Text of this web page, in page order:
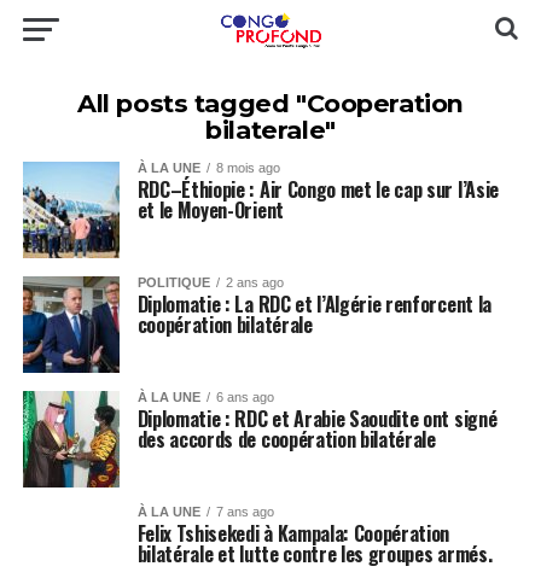
All posts tagged "Cooperation
bilaterale"
À LA UNE 8 mois ago
RDC–Éthiopie : Air Congo met le cap sur l’Asie
et le Moyen-Orient
POLITIQUE 2 ans ago
Diplomatie : La RDC et l’Algérie renforcent la
coopération bilatérale
À LA UNE 6 ans ago
Diplomatie : RDC et Arabie Saoudite ont signé
des accords de coopération bilatérale
À LA UNE 7 ans ago
Felix Tshisekedi à Kampala: Coopération
bilatérale et lutte contre les groupes armés.